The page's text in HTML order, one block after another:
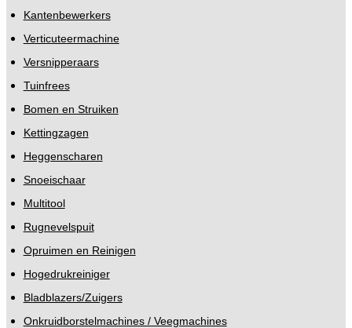
Kantenbewerkers
Verticuteermachine
Versnipperaars
Tuinfrees
Bomen en Struiken
Kettingzagen
Heggenscharen
Snoeischaar
Multitool
Rugnevelspuit
Opruimen en Reinigen
Hogedrukreiniger
Bladblazers/Zuigers
Onkruidborstelmachines / Veegmachines